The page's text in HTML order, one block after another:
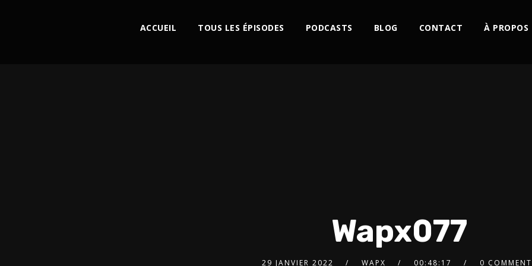
ACCUEIL TOUS LES ÉPISODES PODCASTS BLOG CONTACT À PROPOS
Wapx077
29 JANVIER 2022 WAPX 00:48:17 0